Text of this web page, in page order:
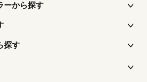
ーから探す
探す